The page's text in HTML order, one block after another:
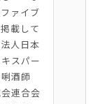
ァイブ
載して
人日本
スパー
酒師
連合会